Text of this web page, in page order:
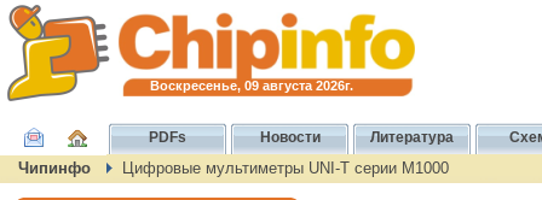
Воскресенье, 09 августа 2026г.
PDFs Новости Литература
Чипинфо Цифровые мультиметры UNI-T серии M1000